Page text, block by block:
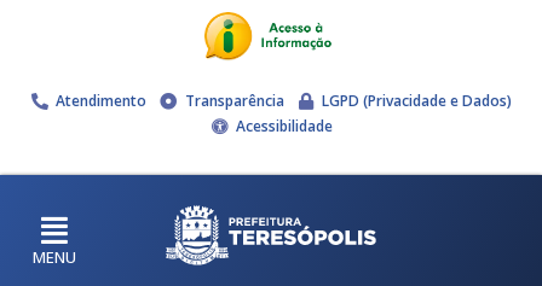
Atendimento Transparência
LGPD (Privacidade e Dados)
Acessibilidade
MENU